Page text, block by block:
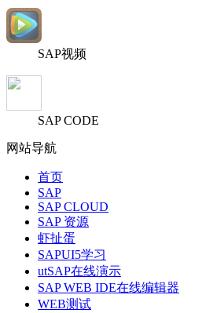
SAP视频
SAP CODE
网站导航
首页
SAP
SAP CLOUD
SAP 资源
虾扯蛋
SAPUI5学习
utSAP在线演示
SAP WEB IDE在线编辑器
WEB测试